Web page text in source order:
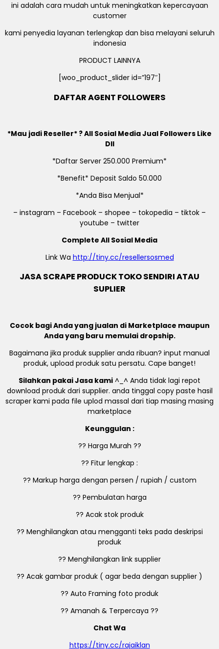
ini adalah cara mudah untuk meningkatkan kepercayaan
customer
kami penyedia layanan terlengkap dan bisa melayani seluruh
indonesia
PRODUCT LAINNYA
[woo_product_slider id=”197″]
DAFTAR AGENT FOLLOWERS
*Mau jadi Reseller* ? All Sosial Media Jual Followers Like
Dll
*Daftar Server 250.000 Premium*
*Benefit* Deposit Saldo 50.000
*Anda Bisa Menjual*
– instagram – Facebook – shopee – tokopedia – tiktok –
youtube – twitter
Complete All Sosial Media
Link Wa http://tiny.cc/resellersosmed
JASA SCRAPE PRODUCK TOKO SENDIRI ATAU
SUPLIER
Cocok bagi Anda yang jualan di Marketplace maupun
Anda yang baru memulai dropship.
Bagaimana jika produk supplier anda ribuan? input manual
produk, upload produk satu persatu. Cape banget!
Silahkan pakai Jasa kami ^_^ Anda tidak lagi repot
download produk dari supplier. anda tinggal copy paste hasil
scraper kami pada file uplod massal dari tiap masing masing
marketplace
Keunggulan :
?? Harga Murah ??
?? Fitur lengkap :
?? Markup harga dengan persen / rupiah / custom
?? Pembulatan harga
?? Acak stok produk
?? Menghilangkan atau mengganti teks pada deskripsi
produk
?? Menghilangkan link supplier
?? Acak gambar produk ( agar beda dengan supplier )
?? Auto Framing foto produk
?? Amanah & Terpercaya ??
Chat Wa
https://tiny.cc/rajaiklan